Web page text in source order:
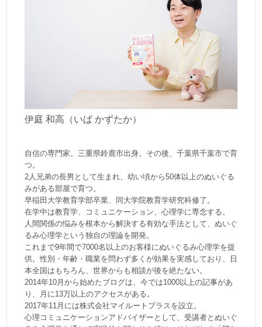
伊庭 和高（いば かずたか）
自信の専門家。三重県鈴鹿市出身。その後、千葉県千葉市で育
つ。
2人兄弟の長男として生まれ、幼い頃から50体以上のぬいぐる
みがある部屋で育つ。
早稲田大学教育学部卒業、同大学院教育学研究科修了。
在学中は教育学、コミュニケーション、心理学に専念する。
人間関係の悩みを根本から解決する有効な手法として、ぬいぐ
るみ心理学という独自の理論を開発。
これまで9年間で7000名以上のお客様にぬいぐるみ心理学を提
供。性別・年齢・職業を問わず多くが効果を実感しており、日
本全国はもちろん、世界からも相談が後を絶たない。
2014年10月から始めたブログは、今では1000以上の記事があ
り、月に13万以上のアクセスがある。
2017年11月には株式会社マイルートプラスを設立。
心理コミュニケーションアドバイザーとして、受講者とぬいぐ